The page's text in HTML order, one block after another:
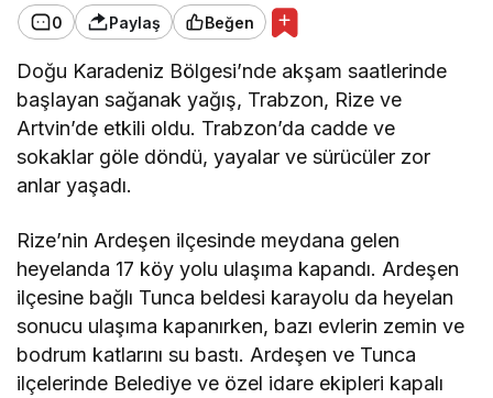
0 Paylaş Beğen
Doğu Karadeniz Bölgesi’nde akşam saatlerinde
başlayan sağanak yağış, Trabzon, Rize ve
Artvin’de etkili oldu. Trabzon’da cadde ve
sokaklar göle döndü, yayalar ve sürücüler zor
anlar yaşadı.
Rize’nin Ardeşen ilçesinde meydana gelen
heyelanda 17 köy yolu ulaşıma kapandı. Ardeşen
ilçesine bağlı Tunca beldesi karayolu da heyelan
sonucu ulaşıma kapanırken, bazı evlerin zemin ve
bodrum katlarını su bastı. Ardeşen ve Tunca
ilçelerinde Belediye ve özel idare ekipleri kapalı